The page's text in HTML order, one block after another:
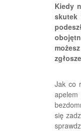
Kiedy
skutek
Jak co
się